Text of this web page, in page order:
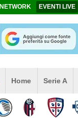
NETWORK EVENTI LIVE
Home Serie A